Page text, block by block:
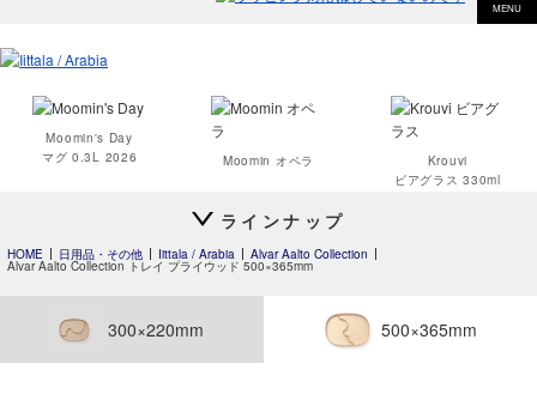
MENU
Moomin's Day
マグ 0.3L 2026
Moomin オペラ
Krouvi
ビアグラス 330ml
ラインナップ
HOME 日用品・その他 Iittala / Arabia Alvar Aalto Collection
Alvar Aalto Collection トレイ プライウッド 500×365mm
300×220mm 500×365mm